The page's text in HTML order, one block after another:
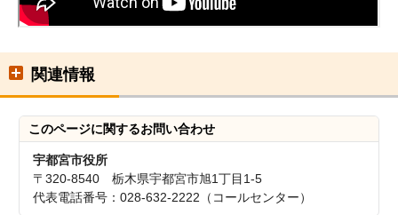
関連情報
このページに関するお問い合わせ
宇都宮市役所
〒320-8540 栃木県宇都宮市旭1丁目1-5
代表電話番号：028-632-2222（コールセンター）